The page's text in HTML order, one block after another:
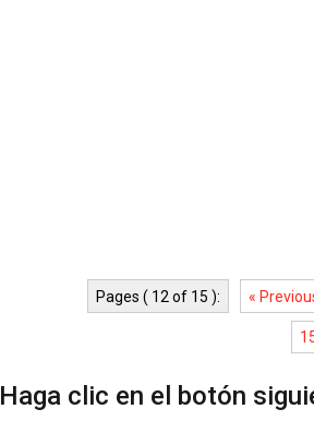
Pages ( 12 of 15 ): «
Haga clic en el botón